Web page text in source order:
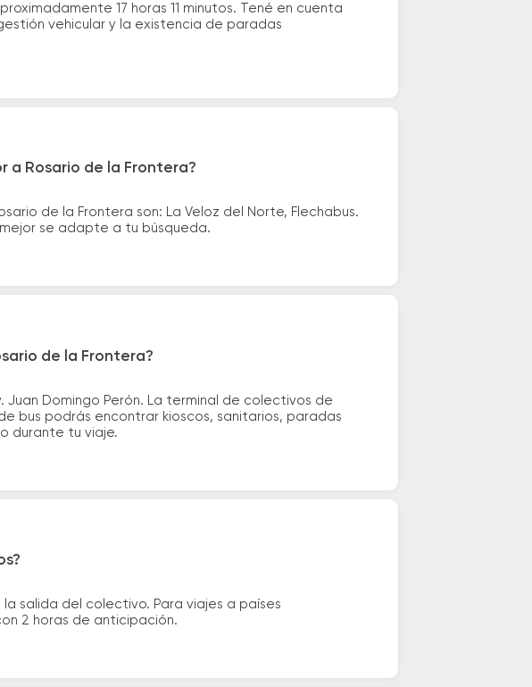
17 horas 11 minutos. Tené en cuenta
vehicular y la existencia de paradas
a Rosario de la Frontera?
de la Frontera son: La Veloz del Norte, Flechabus.
se adapte a tu búsqueda.
de la Frontera?
Juan Domingo Perón. La terminal de colectivos de
bus podrás encontrar kioscos, sanitarios, paradas
durante tu viaje.
salida del colectivo. Para viajes a países
2 horas de anticipación.